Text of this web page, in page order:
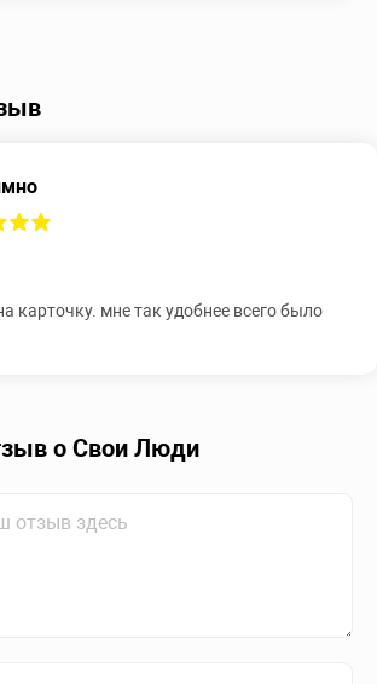
карточку. мне так удобнее всего было
о Свои Люди